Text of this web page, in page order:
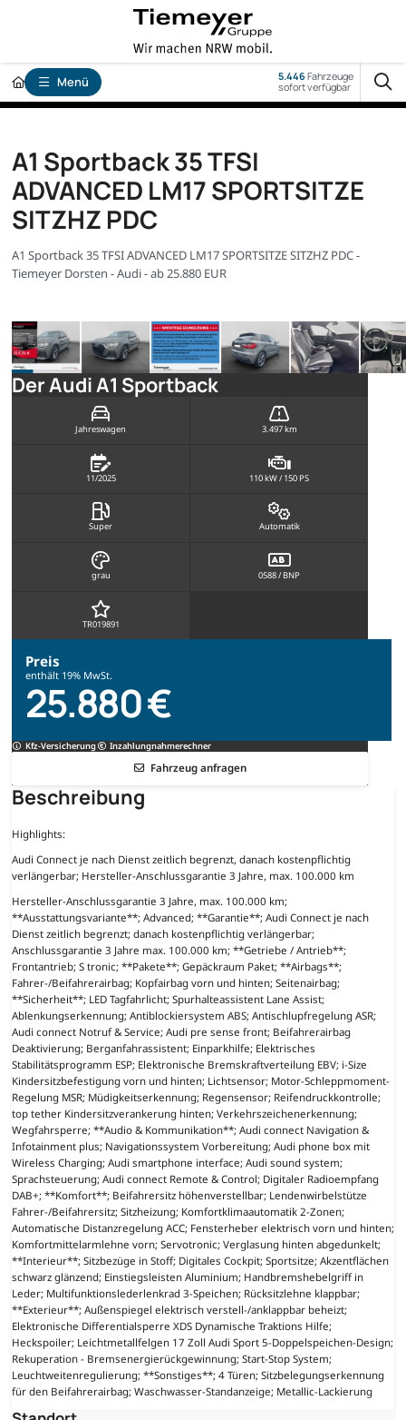
Menü 5.446Fahrzeuge
sofort verfügbar
A1 Sportback 35 TFSI
ADVANCED LM17 SPORTSITZE
SITZHZ PDC
A1 Sportback 35 TFSI ADVANCED LM17 SPORTSITZE SITZHZ PDC -
Tiemeyer Dorsten - Audi - ab 25.880 EUR
Der Audi A1 Sportback
Jahreswagen 3.497 km
11/2025 110 kW / 150 PS
Super Automatik
grau 0588 / BNP
TR019891
Preis
enthält 19% MwSt.
25.880 €
Kfz-Versicherung Inzahlungnahmerechner
Fahrzeug anfragen
Beschreibung
Highlights:
Audi Connect je nach Dienst zeitlich begrenzt, danach kostenpflichtig
verlängerbar; Hersteller-Anschlussgarantie 3 Jahre, max. 100.000 km
Hersteller-Anschlussgarantie 3 Jahre, max. 100.000 km;
**Ausstattungsvariante**; Advanced; **Garantie**; Audi Connect je nach
Dienst zeitlich begrenzt; danach kostenpflichtig verlängerbar;
Anschlussgarantie 3 Jahre max. 100.000 km; **Getriebe / Antrieb**;
Frontantrieb; S tronic; **Pakete**; Gepäckraum Paket; **Airbags**;
Fahrer-/Beifahrerairbag; Kopfairbag vorn und hinten; Seitenairbag;
**Sicherheit**; LED Tagfahrlicht; Spurhalteassistent Lane Assist;
Ablenkungserkennung; Antiblockiersystem ABS; Antischlupfregelung ASR;
Audi connect Notruf & Service; Audi pre sense front; Beifahrerairbag
Deaktivierung; Berganfahrassistent; Einparkhilfe; Elektrisches
Stabilitätsprogramm ESP; Elektronische Bremskraftverteilung EBV; i-Size
Kindersitzbefestigung vorn und hinten; Lichtsensor; Motor-Schleppmoment-
Regelung MSR; Müdigkeitserkennung; Regensensor; Reifendruckkontrolle;
top tether Kindersitzverankerung hinten; Verkehrszeichenerkennung;
Wegfahrsperre; **Audio & Kommunikation**; Audi connect Navigation &
Infotainment plus; Navigationssystem Vorbereitung; Audi phone box mit
Wireless Charging; Audi smartphone interface; Audi sound system;
Sprachsteuerung; Audi connect Remote & Control; Digitaler Radioempfang
DAB+; **Komfort**; Beifahrersitz höhenverstellbar; Lendenwirbelstütze
Fahrer-/Beifahrersitz; Sitzheizung; Komfortklimaautomatik 2-Zonen;
Automatische Distanzregelung ACC; Fensterheber elektrisch vorn und hinten;
Komfortmittelarmlehne vorn; Servotronic; Verglasung hinten abgedunkelt;
**Interieur**; Sitzbezüge in Stoff; Digitales Cockpit; Sportsitze; Akzentflächen
schwarz glänzend; Einstiegsleisten Aluminium; Handbremshebelgriff in
Leder; Multifunktionslederlenkrad 3-Speichen; Rücksitzlehne klappbar;
**Exterieur**; Außenspiegel elektrisch verstell-/anklappbar beheizt;
Elektronische Differentialsperre XDS Dynamische Traktions Hilfe;
Heckspoiler; Leichtmetallfelgen 17 Zoll Audi Sport 5-Doppelspeichen-Design;
Rekuperation - Bremsenergierückgewinnung; Start-Stop System;
Leuchtweitenregulierung; **Sonstiges**; 4 Türen; Sitzbelegungserkennung
für den Beifahrerairbag; Waschwasser-Standanzeige; Metallic-Lackierung